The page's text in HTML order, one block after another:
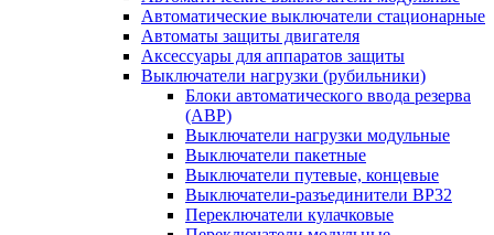
Автоматические выключатели стационарные
Автоматы защиты двигателя
Аксессуары для аппаратов защиты
Выключатели нагрузки (рубильники)
Блоки автоматического ввода резерва
(АВР)
Выключатели нагрузки модульные
Выключатели пакетные
Выключатели путевые, концевые
Выключатели-разъединители ВР32
Переключатели кулачковые